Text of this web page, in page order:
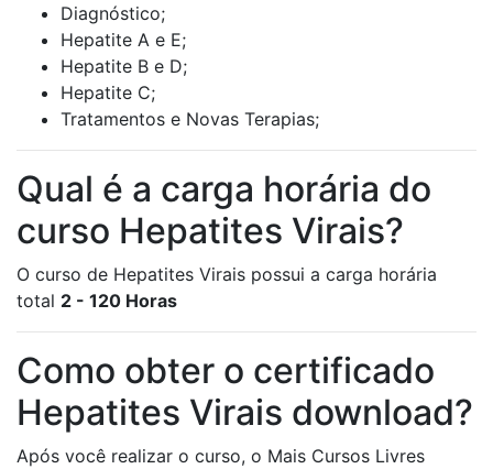
Diagnóstico;
Hepatite A e E;
Hepatite B e D;
Hepatite C;
Tratamentos e Novas Terapias;
Qual é a carga horária do
curso Hepatites Virais?
O curso de Hepatites Virais possui a carga horária
total 2 - 120 Horas
Como obter o certificado
Hepatites Virais download?
Após você realizar o curso, o Mais Cursos Livres